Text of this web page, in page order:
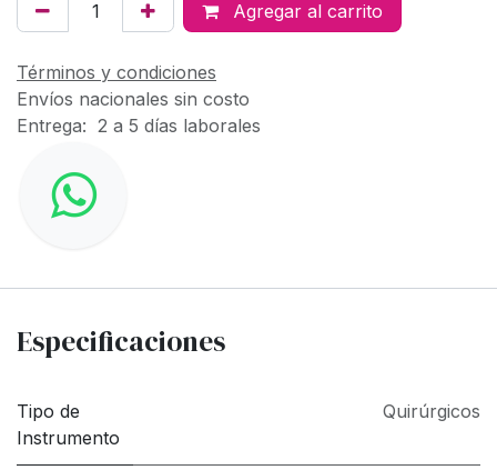
Agregar al carrito
Términos y condiciones
Envíos nacionales sin costo
Entrega: 2 a 5 días laborales
Especificaciones
Tipo de
Instrumento
Quirúrgicos